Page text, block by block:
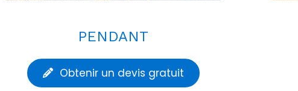
PENDANT
Obtenir un devis gratuit